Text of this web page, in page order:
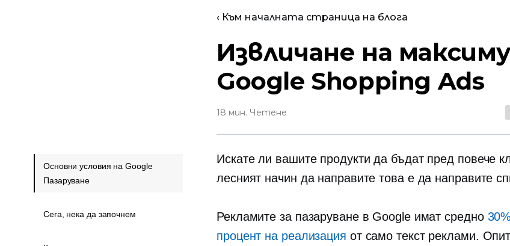
‹ Към началната страница на блога
Извличане на
Google Shopping Ads
18 мин. Четене
Искате ли вашите продукти да бъдат пред повече
лесният начин да направите това е да направите
Рекламите за пазаруване в Google имат средно
процент на реализация от само текстреклами.
Основни условия на Google
Пазаруване
Сега, нека да започнем